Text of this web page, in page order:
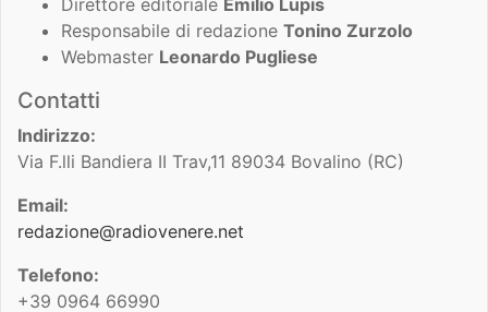
Direttore editoriale Emilio Lupis
Responsabile di redazione Tonino Zurzolo
Webmaster Leonardo Pugliese
Contatti
Indirizzo:
Via F.lli Bandiera II Trav,11 89034 Bovalino (RC)
Email:
redazione@radiovenere.net
Telefono:
+39 0964 66990